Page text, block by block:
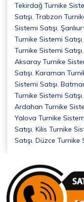
Tekirdağ Turnike
Satışı, Trabzon
Sistemi Satışı,
Turnike Sistemi Satışı,
Turnike Sistemi Satışı,
Aksaray Turnike
Satışı, Karaman
Sistemi Satışı,
Turnike Sistemi Satışı,
Ardahan Turnike
Yalova Turnike
Satışı, Kilis Turnike
Satışı, Düzce Turnike